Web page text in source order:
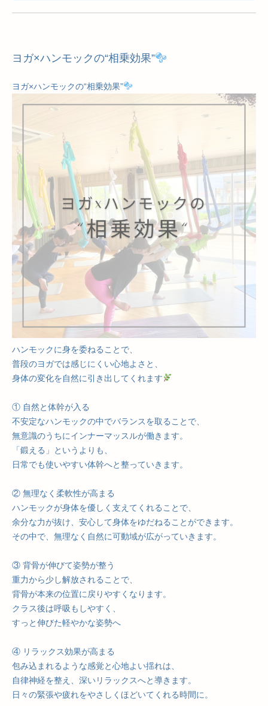
ヨガ×ハンモックの“相乗効果”
ヨガ×ハンモックの“相乗効果”
ハンモックに身を委ねることで、
普段のヨガでは感じにくい心地よさと、
身体の変化を自然に引き出してくれます
① 自然と体幹が入る
不安定なハンモックの中でバランスを取ることで、
無意識のうちにインナーマッスルが働きます。
「鍛える」というよりも、
日常でも使いやすい体幹へと整っていきます。
② 無理なく柔軟性が高まる
ハンモックが身体を優しく支えてくれることで、
余分な力が抜け、安心して身体をゆだねることができます。
その中で、無理なく自然に可動域が広がっていきます。
③ 背骨が伸びて姿勢が整う
重力から少し解放されることで、
背骨が本来の位置に戻りやすくなります。
クラス後は呼吸もしやすく、
すっと伸びた軽やかな姿勢へ
④ リラックス効果が高まる
包み込まれるような感覚と心地よい揺れは、
自律神経を整え、深いリラックスへと導きます。
日々の緊張や疲れをやさしくほどいてくれる時間に。